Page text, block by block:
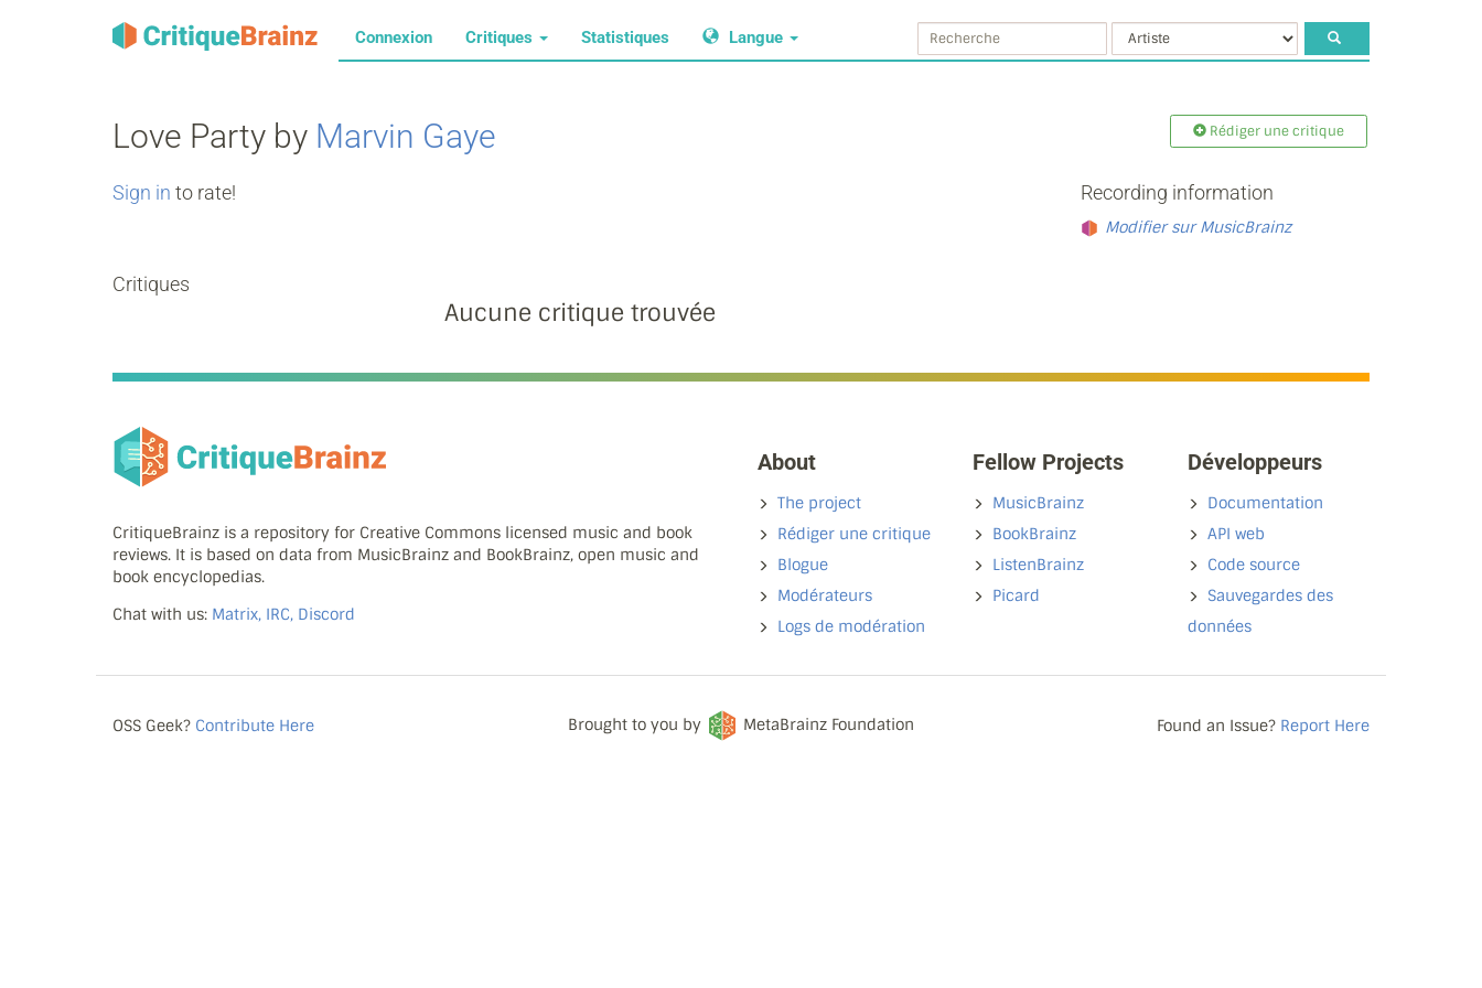
Connexion Critiques Statistiques Langue
Love Party by Marvin Gaye Rédiger une critique
Sign in to rate!
Critiques
Aucune critique trouvée
Recording information
Modifier sur MusicBrainz
CritiqueBrainz is a repository for Creative Commons licensed music and book
reviews. It is based on data from MusicBrainz and BookBrainz, open music and
book encyclopedias.
Chat with us: Matrix, IRC, Discord
About
The project
Rédiger une critique
Blogue
Modérateurs
Logs de modération
Fellow Projects
MusicBrainz
BookBrainz
ListenBrainz
Picard
Développeurs
Documentation
API web
Code source
Sauvegardes des
données
OSS Geek? Contribute Here Brought to you by MetaBrainz Foundation Found an Issue? Report Here